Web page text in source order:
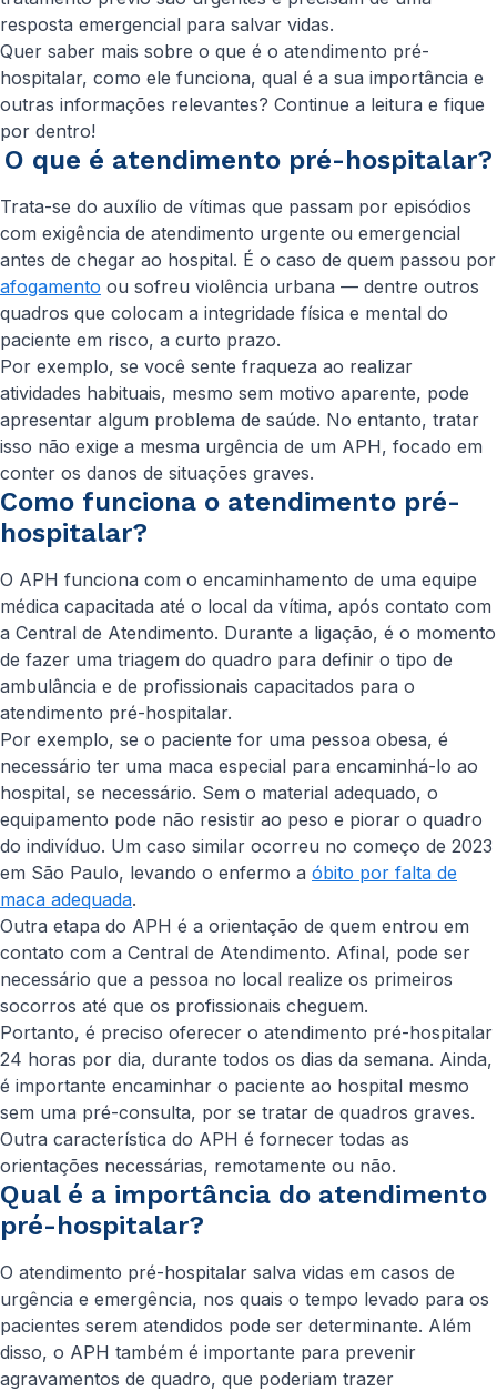
resposta emergencial para salvar vidas.
Quer saber mais sobre o que é o atendimento pré-
hospitalar, como ele funciona, qual é a sua importância e
outras informações relevantes? Continue a leitura e fique
por dentro!
O que é atendimento pré-hospitalar?
Trata-se do auxílio de vítimas que passam por episódios
com exigência de atendimento urgente ou emergencial
antes de chegar ao hospital. É o caso de quem passou por
afogamento ou sofreu violência urbana — dentre outros
quadros que colocam a integridade física e mental do
paciente em risco, a curto prazo.
Por exemplo, se você sente fraqueza ao realizar
atividades habituais, mesmo sem motivo aparente, pode
apresentar algum problema de saúde. No entanto, tratar
isso não exige a mesma urgência de um APH, focado em
conter os danos de situações graves.
Como funciona o atendimento pré-
hospitalar?
O APH funciona com o encaminhamento de uma equipe
médica capacitada até o local da vítima, após contato com
a Central de Atendimento. Durante a ligação, é o momento
de fazer uma triagem do quadro para definir o tipo de
ambulância e de profissionais capacitados para o
atendimento pré-hospitalar.
Por exemplo, se o paciente for uma pessoa obesa, é
necessário ter uma maca especial para encaminhá-lo ao
hospital, se necessário. Sem o material adequado, o
equipamento pode não resistir ao peso e piorar o quadro
do indivíduo. Um caso similar ocorreu no começo de 2023
em São Paulo, levando o enfermo a óbito por falta de
maca adequada.
Outra etapa do APH é a orientação de quem entrou em
contato com a Central de Atendimento. Afinal, pode ser
necessário que a pessoa no local realize os primeiros
socorros até que os profissionais cheguem.
Portanto, é preciso oferecer o atendimento pré-hospitalar
24 horas por dia, durante todos os dias da semana. Ainda,
é importante encaminhar o paciente ao hospital mesmo
sem uma pré-consulta, por se tratar de quadros graves.
Outra característica do APH é fornecer todas as
orientações necessárias, remotamente ou não.
Qual é a importância do atendimento
pré-hospitalar?
O atendimento pré-hospitalar salva vidas em casos de
urgência e emergência, nos quais o tempo levado para os
pacientes serem atendidos pode ser determinante. Além
disso, o APH também é importante para prevenir
agravamentos de quadro, que poderiam trazer